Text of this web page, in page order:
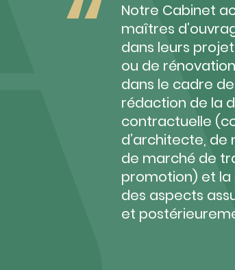
Notre Cabinet
maîtres
dans leurs
ou de
dans le cadre
rédaction de la
contractuelle
d’architecte,
de marché de
promotion) et
des aspects
et